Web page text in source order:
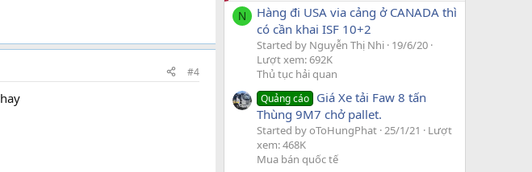
#4
N
Hàng đi USA via cảng ở CANADA thì
có cần khai ISF 10+2
Started by Nguyễn Thị Nhi 19/6/20
Lượt xem: 692K
Thủ tục hải quan
Quảng cáo Giá Xe tải Faw 8 tấn
Thùng 9M7 chở pallet.
Started by oToHungPhat 25/1/21
Lượt
xem: 468K
Mua bán quốc tế